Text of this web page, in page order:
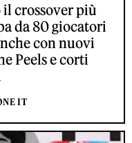
il crossover più
da 80 giocatori
con nuovi
Peels e corti
IT